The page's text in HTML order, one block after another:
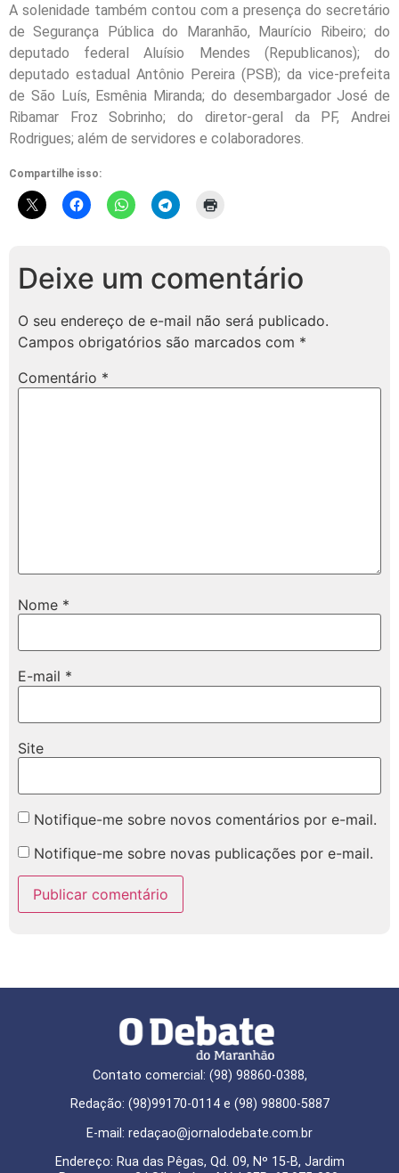
A solenidade também contou com a presença do secretário
de Segurança Pública do Maranhão, Maurício Ribeiro; do
deputado federal Aluísio Mendes (Republicanos); do
deputado estadual Antônio Pereira (PSB); da vice-prefeita
de São Luís, Esmênia Miranda; do desembargador José de
Ribamar Froz Sobrinho; do diretor-geral da PF, Andrei
Rodrigues; além de servidores e colaboradores.
Compartilhe isso:
Deixe um comentário
O seu endereço de e-mail não será publicado.
Campos obrigatórios são marcados com *
Comentário *
Nome *
E-mail *
Site
Notifique-me sobre novos comentários por e-mail.
Notifique-me sobre novas publicações por e-mail.
Contato comercial: (98) 98860-0388,
Redação: (98)99170-0114 e (98) 98800-5887
E-mail: redaçao@jornalodebate.com.br
Endereço: Rua das Pêgas, Qd. 09, Nº 15-B, Jardim